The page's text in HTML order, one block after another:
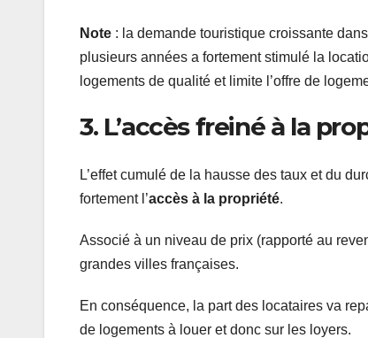
Note : la demande touristique croissante
plusieurs années a fortement stimulé la
logements de qualité et limite l’offre de
3. L’accès freiné à la
L’effet cumulé de la hausse des taux et du
fortement l’accès à la propriété.
Associé à un niveau de prix (rapporté au
grandes villes françaises.
En conséquence, la part des locataires va
de logements à louer et donc sur les loyers.